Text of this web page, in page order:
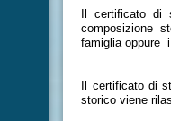
Il certificato
composizione
famiglia oppure
Il certificato di
storico viene